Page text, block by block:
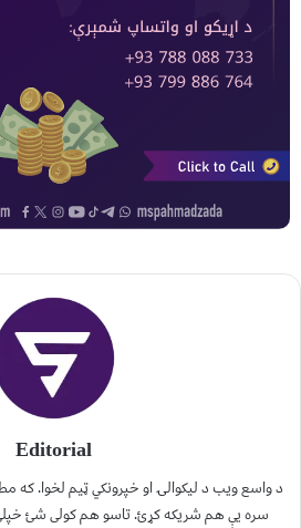
Editorial
د واسع ویب د لیکوالۍ او خپرونکي ټیم لخوا.
سره یې هم شریکه کړئ. تاسو هم کولی شئ خپلې